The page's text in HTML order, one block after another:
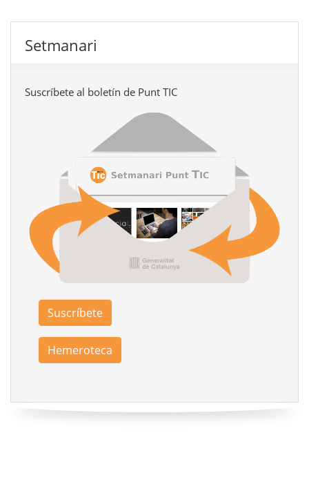
Setmanari
Suscríbete al boletín de Punt TIC
Suscríbete
Hemeroteca